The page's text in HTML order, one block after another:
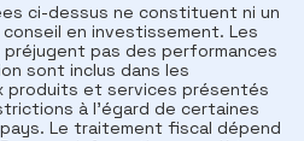
ci-dessus ne constituent ni un
en investissement. Les
pas des performances
sont inclus dans les
produits et services présentés
à l'égard de certaines
Le traitement fiscal dépend